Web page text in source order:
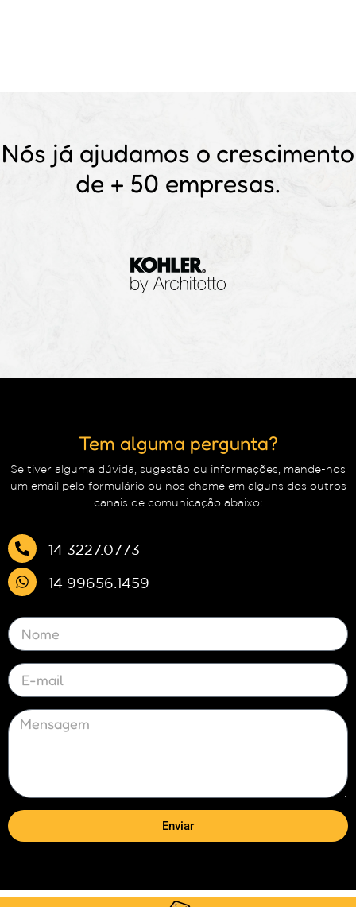
Nós já ajudamos o crescimento
de + 50 empresas.
Tem alguma pergunta?
Se tiver alguma dúvida, sugestão ou informações, mande-nos
um email pelo formulário ou nos chame em alguns dos outros
canais de comunicação abaixo:
14 3227.0773
14 99656.1459
Enviar